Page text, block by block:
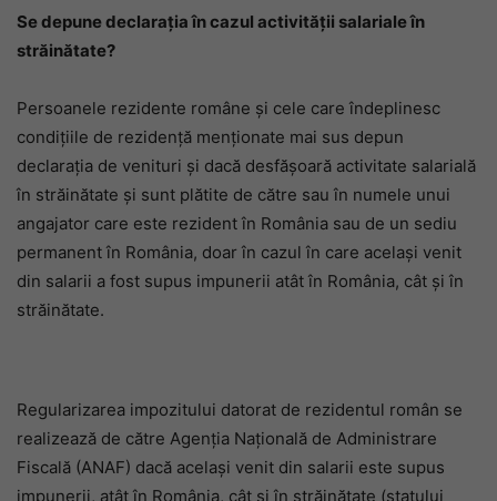
Se depune declaraţia în cazul activităţii salariale în
străinătate?
Persoanele rezidente române și cele care îndeplinesc
condițiile de rezidență menționate mai sus depun
declarația de venituri și dacă desfășoară activitate salarială
în străinătate și sunt plătite de către sau în numele unui
angajator care este rezident în România sau de un sediu
permanent în România, doar în cazul în care același venit
din salarii a fost supus impunerii atât în România, cât și în
străinătate.
Regularizarea impozitului datorat de rezidentul român se
realizează de către Agenţia Naţională de Administrare
Fiscală (ANAF) dacă același venit din salarii este supus
impunerii, atât în România, cât și în străinătate (statului